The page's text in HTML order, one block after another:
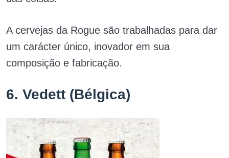
A cervejas da Rogue são trabalhadas para dar
um carácter único, inovador em sua
composição e fabricação.
6. Vedett (Bélgica)